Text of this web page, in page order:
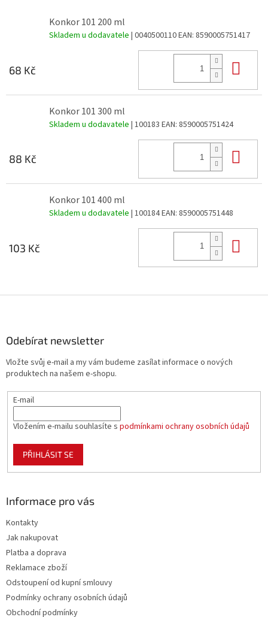
Konkor 101 200 ml
Skladem u dodavatele | 0040500110EAN: 8590005751417
68 Kč
Konkor 101 300 ml
Skladem u dodavatele | 100183 EAN: 8590005751424
88 Kč
Konkor 101 400 ml
Skladem u dodavatele | 100184EAN: 8590005751448
103 Kč
Odebírat newsletter
Vložte svůj e-mail a my vám budeme zasílat informace o nových
produktech na našem e-shopu.
E-mail
Vložením e-mailu souhlasíte s podmínkami ochrany osobních údajů
PŘIHLÁSIT SE
Informace pro vás
Kontakty
Jak nakupovat
Platba a doprava
Reklamace zboží
Odstoupení od kupní smlouvy
Podmínky ochrany osobních údajů
Obchodní podmínky